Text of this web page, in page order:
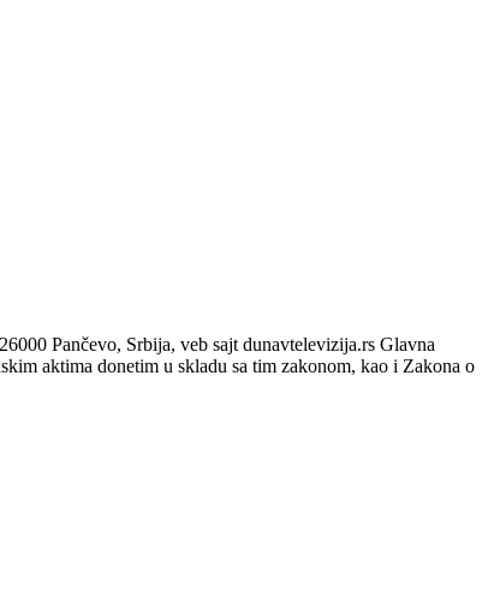
Pančevo, Srbija, veb sajt dunavtelevizija.rs Glavna
aktima donetim u skladu sa tim zakonom, kao i Zakona o